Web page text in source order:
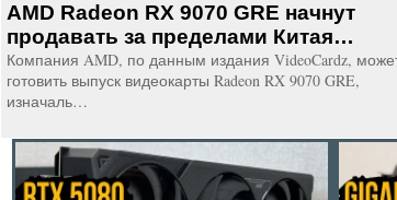
AMD Radeon RX 9070 GRE начнут
продавать за пределами Китая…
Компания AMD, по данным издания VideoCardz,
готовить выпуск видеокарты Radeon RX 9070 GRE,
изначаль…